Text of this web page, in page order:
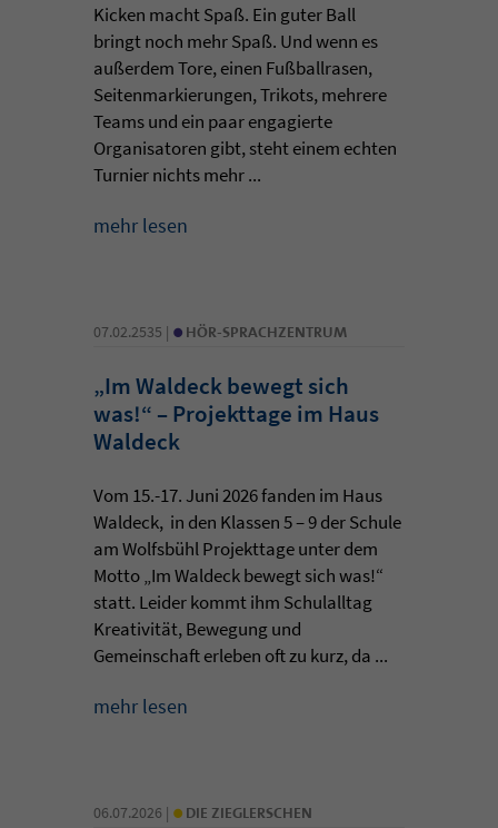
Kicken macht Spaß. Ein guter Ball
bringt noch mehr Spaß. Und wenn es
außerdem Tore, einen Fußballrasen,
Seitenmarkierungen, Trikots, mehrere
Teams und ein paar engagierte
Organisatoren gibt, steht einem echten
Turnier nichts mehr ...
mehr lesen
07.02.2535 | • HÖR-SPRACHZENTRUM
„Im Waldeck bewegt sich
was!“ – Projekttage im Haus
Waldeck
Vom 15.-17. Juni 2026 fanden im Haus
Waldeck, in den Klassen 5 – 9 der Schule
am Wolfsbühl Projekttage unter dem
Motto „Im Waldeck bewegt sich was!“
statt. Leider kommt ihm Schulalltag
Kreativität, Bewegung und
Gemeinschaft erleben oft zu kurz, da ...
mehr lesen
06.07.2026 | • DIE ZIEGLERSCHEN